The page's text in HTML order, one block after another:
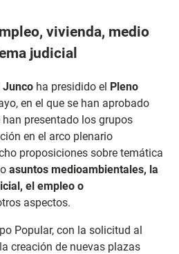
vivienda, medio
judicial
Junco ha presidido el Pleno
en el que se han aprobado
presentado los grupos
en el arco plenario
proposiciones sobre temática
asuntos medioambientales, la
el empleo o
aspectos.
Popular, con la solicitud al
creación de nuevas plazas